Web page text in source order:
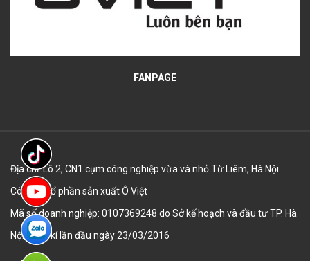
FANPAGE
Địa chỉ: Lô 2, CN1 cụm công nghiệp vừa và nhỏ Từ Liêm, Hà Nội
Công ty cổ phần sản xuất Ô Việt
Mã số doanh nghiệp: 0107369248 do Sở kế hoạch và đầu tư TP. Hà
Nội đăng kí lần đầu ngày 23/03/2016